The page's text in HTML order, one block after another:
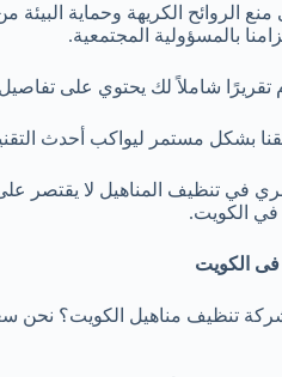
الروائح الكريهة وحماية
بالمسؤولية المجتمعية.
تقريرًا شاملاً لك يحتوي على
بشكل مستمر ليواكب أحدث
في تنظيف المناهيل لا
في الكويت.
فى الكويت
تنظيف مناهيل الكويت؟ نحن